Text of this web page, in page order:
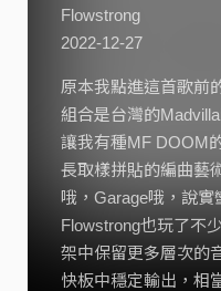
Flowstrong
2022-12-27
原本我點進這首歌前
組合是台灣的
讓我有種MF DOOM
長取樣拼貼的編曲藝
哦，Garage哦，說
Flowstrong也玩了不
架中保留更多層次的
快板中穩定輸出，相